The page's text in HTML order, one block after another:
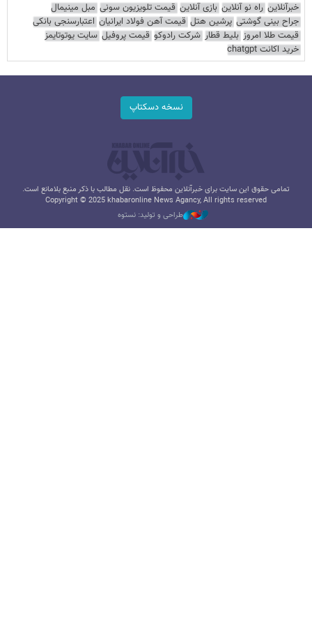
خبرآنلاین راه نو آنلاین بازی آنلاین قیمت تلویزیون سونی مبل مینیمال
جراح بینی گوشتی پرشین هتل قیمت آهن فولاد ایرانیان اعتبارسنجی بانکی
قیمت طلا امروز بلیط قطار شرکت رادوکو قیمت پروفیل سایت یوتوتایمز
خرید اکانت chatgpt
نسخه دسکتاپ
تمامی حقوق این سایت برای خبرآنلاین محفوظ است. نقل مطالب با ذکر منبع بلامانع است.
Copyright © 2025 khabaronline News Agancy, All rights reserved
طراحی و تولید: نستوه